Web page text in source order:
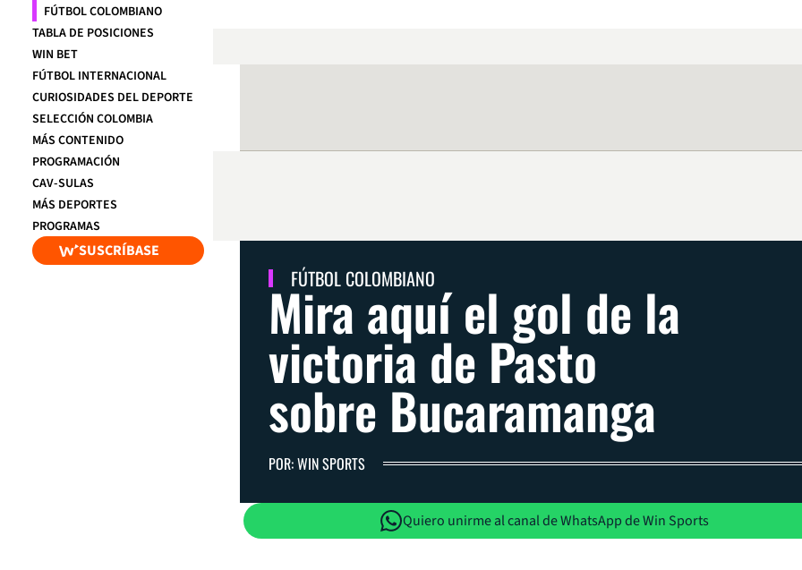
FÚTBOL COLOMBIANO
TABLA DE POSICIONES
WIN BET
FÚTBOL INTERNACIONAL
CURIOSIDADES DEL DEPORTE
SELECCIÓN COLOMBIA
MÁS CONTENIDO
PROGRAMACIÓN
CAV-SULAS
MÁS DEPORTES
PROGRAMAS
SUSCRÍBASE
FÚTBOL COLOMBIANO
Mira aquí el gol de la
victoria de Pasto
sobre Bucaramanga
POR: WIN SPORTS
Quiero unirme al canal de WhatsApp de Win Sports